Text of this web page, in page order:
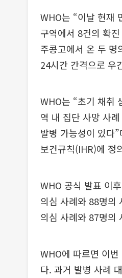
WHO는 “이날 현재
구역에서 8건의 확
주콩고에서 온 두 명
24시간 간격으로 우
WHO는 “초기 채취
역 내 집단 사망 사
발병 가능성이 있다
보건규칙(IHR)에 정
WHO 공식 발표 이
의심 사례와 88명의
의심 사례와 87명의
WHO에 따르면 이번
다. 과거 발병 사례